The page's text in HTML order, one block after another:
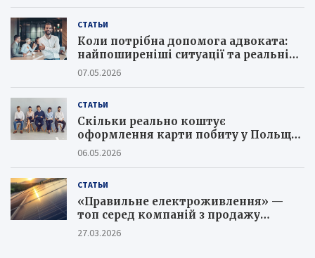
СТАТЬИ
Коли потрібна допомога адвоката:
найпоширеніші ситуації та реальні
кейси юристів
07.05.2026
СТАТЬИ
Скільки реально коштує
оформлення карти побиту у Польщі
в 2026 році та як не потрапити на
06.05.2026
СТАТЬИ
«Правильне електроживлення» —
топ серед компаній з продажу
сонячних батарей
27.03.2026